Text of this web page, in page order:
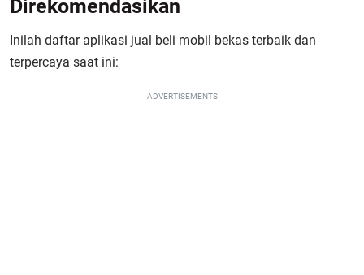
Direkomendasikan
Inilah daftar aplikasi jual beli mobil bekas terbaik dan
terpercaya saat ini:
ADVERTISEMENTS